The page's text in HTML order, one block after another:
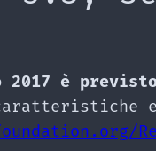
2017 è